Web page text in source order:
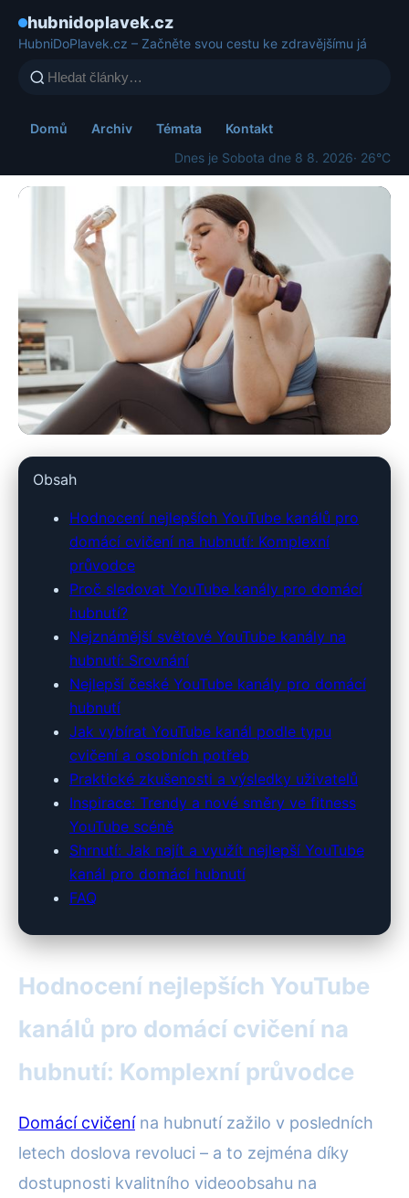
hubnidoplavek.cz
HubniDoPlavek.cz – Začněte svou cestu ke zdravějšímu já
Domů Archiv Témata
Kontakt
Dnes je Sobota dne 8 8. 2026· 26°C
Top YouTube kanály pro
efektivní domácí cvičení na
hubnutí
4. 7. 2026· 10 min čtení · Autor: Alena Králová
Obsah
Hodnocení nejlepších YouTube kanálů pro
domácí cvičení na hubnutí: Komplexní
průvodce
Proč sledovat YouTube kanály pro domácí
hubnutí?
Nejznámější světové YouTube kanály na
hubnutí: Srovnání
Nejlepší české YouTube kanály pro domácí
hubnutí
Jak vybírat YouTube kanál podle typu
cvičení a osobních potřeb
Praktické zkušenosti a výsledky uživatelů
Inspirace: Trendy a nové směry ve fitness
YouTube scéně
Shrnutí: Jak najít a využít nejlepší YouTube
kanál pro domácí hubnutí
FAQ
Hodnocení nejlepších YouTube
kanálů pro domácí cvičení na
hubnutí: Komplexní průvodce
Domácí cvičenína hubnutí zažilo v posledních
letech doslova revoluci – a to zejména díky
dostupnosti kvalitního videoobsahu na